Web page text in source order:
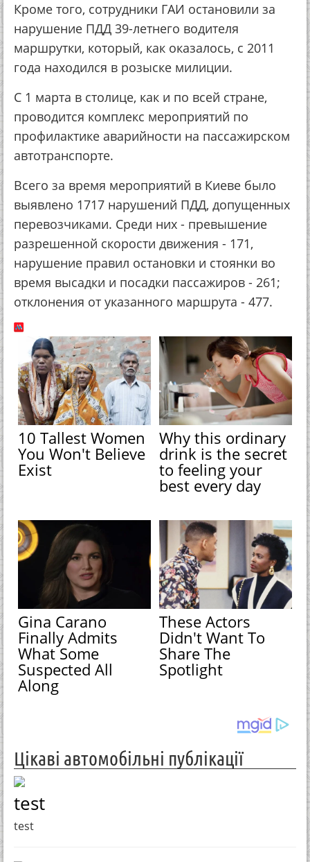
Кроме того, сотрудники ГАИ остановили за
нарушение ПДД 39-летнего водителя
маршрутки, который, как оказалось, с 2011
года находился в розыске милиции.
С 1 марта в столице, как и по всей стране,
проводится комплекс мероприятий по
профилактике аварийности на пассажирском
автотранспорте.
Всего за время мероприятий в Киеве было
выявлено 1717 нарушений ПДД, допущенных
перевозчиками. Среди них - превышение
разрешенной скорости движения - 171,
нарушение правил остановки и стоянки во
время высадки и посадки пассажиров - 261;
отклонения от указанного маршрута - 477.
10 Tallest Women
You Won't Believe
Exist
Why this ordinary
drink is the secret
to feeling your
best every day
Gina Carano
Finally Admits
What Some
Suspected All
Along
These Actors
Didn't Want To
Share The
Spotlight
Цікаві автомобільні публікації
test
test